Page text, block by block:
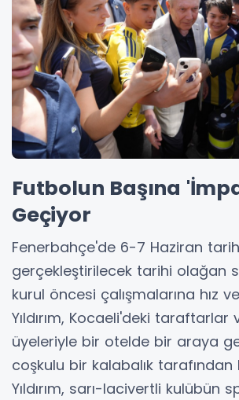
Futbolun Başına
Geçiyor
Fenerbahçe'de 6-7 Haziran
gerçekleştirilecek tarihi olağan
kurul öncesi çalışmalarına hız
Yıldırım, Kocaeli'deki taraftarlar
üyeleriyle bir otelde bir araya
coşkulu bir kalabalık tarafından
Yıldırım, sarı-lacivertli kulübün